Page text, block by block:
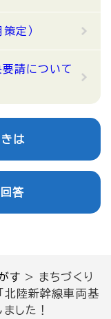
す > まちづくり
「北陸新幹線車両基
した！
定）
請について
は
答